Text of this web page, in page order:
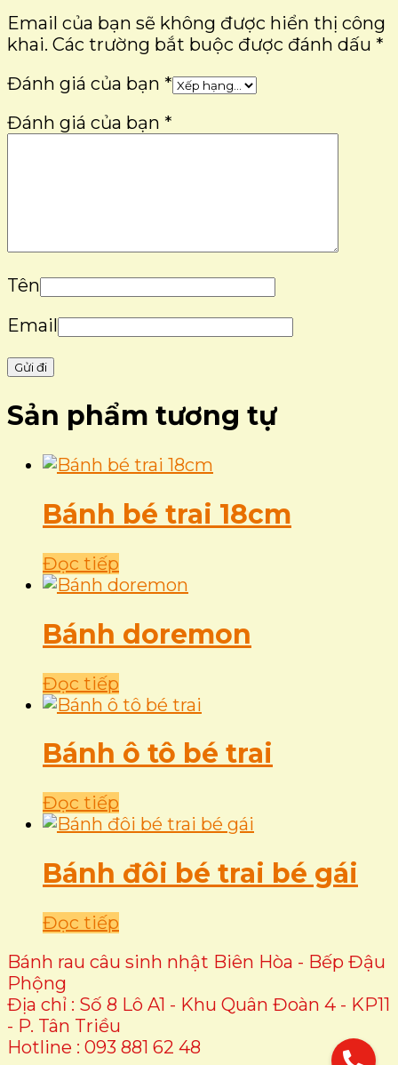
Email của bạn sẽ không được hiển thị công
khai. Các trường bắt buộc được đánh dấu *
Đánh giá của bạn *
Đánh giá của bạn *
Tên
Email
Sản phẩm tương tự
Bánh bé trai 18cm
Đọc tiếp
Bánh doremon
Đọc tiếp
Bánh ô tô bé trai
Đọc tiếp
Bánh đôi bé trai bé gái
Đọc tiếp
Bánh rau câu sinh nhật Biên Hòa - Bếp Đậu
Phộng
Địa chỉ : Số 8 Lô A1 - Khu Quân Đoàn 4 - KP11
- P. Tân Triều
Hotline : 093 881 62 48